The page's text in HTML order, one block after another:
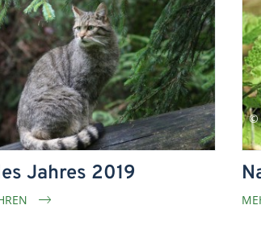
Jahres 2019